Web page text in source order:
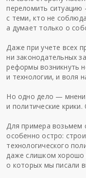
переломить
с теми, кто не
а думает только о
Даже при учете всех
ни законодательных
реформы возникнуть
и технологии, и воля
Но одно дело —
и политические
Для примера возьмем
особенно остро:
технологического
даже слишком хорошо
о которых мы писали